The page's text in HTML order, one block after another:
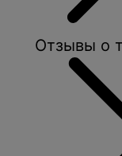
Отзывы о